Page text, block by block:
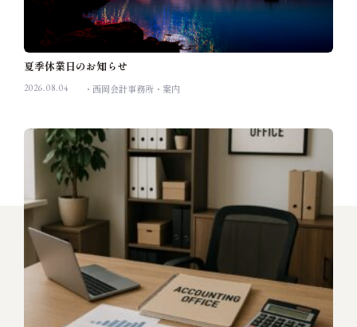
夏季休業日のお知らせ
2026.08.04 西岡会計事務所 案内